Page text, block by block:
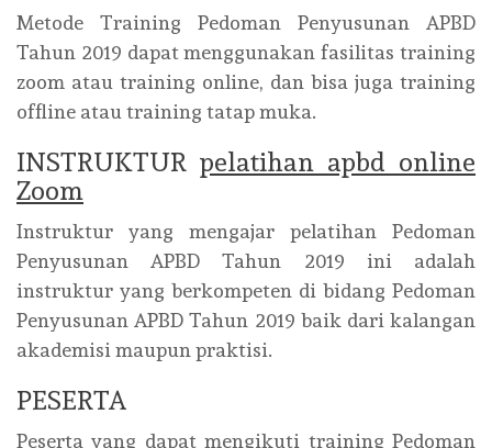
Metode Training Pedoman Penyusunan APBD
Tahun 2019 dapat menggunakan fasilitas training
zoom atau training online, dan bisa juga training
offline atau training tatap muka.
INSTRUKTUR pelatihan apbd online
Zoom
Instruktur yang mengajar pelatihan Pedoman
Penyusunan APBD Tahun 2019 ini adalah
instruktur yang berkompeten di bidang Pedoman
Penyusunan APBD Tahun 2019 baik dari kalangan
akademisi maupun praktisi.
PESERTA
Peserta yang dapat mengikuti training Pedoman